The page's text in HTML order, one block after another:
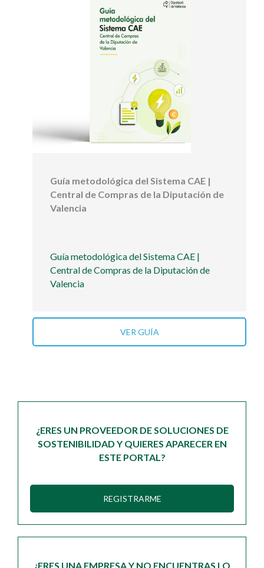
Guía metodológica del Sistema CAE |
Central de Compras de la Diputación de
Valencia
Guía metodológica del Sistema CAE |
Central de Compras de la Diputación de
Valencia
VER GUÍA
¿ERES UN PROVEEDOR DE SOLUCIONES DE
SOSTENIBILIDAD Y QUIERES APARECER EN
ESTE PORTAL?
REGISTRARME
¿ERES UNA EMPRESA Y NO ENCUENTRAS LO